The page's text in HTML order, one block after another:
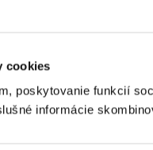
cookies
poskytovanie funkcií
informácie